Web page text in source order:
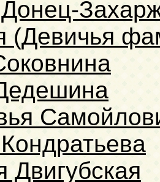
(Девичья
Двигубская